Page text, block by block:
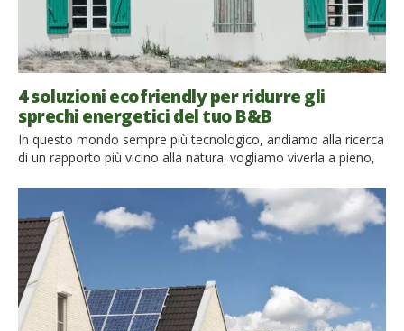
4 soluzioni ecofriendly per ridurre gli
sprechi energetici del tuo B&B
In questo mondo sempre più tecnologico, andiamo alla ricerca
di un rapporto più vicino alla natura: vogliamo viverla a pieno,
percentuale sempre più alta di persone preferisce i bed &
breakfast eco-friendly. La filosofia di queste strutture turistiche
si basa su delle scelte ecologiche e rispettose dell’ambiente,
[…]